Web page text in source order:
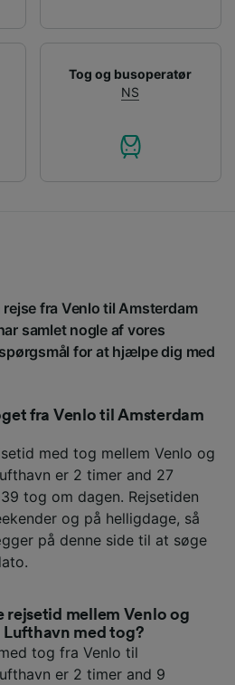
Tog og busoperatør
NS
fra Venlo til Amsterdam
samlet nogle af vores
for at hjælpe dig med
fra Venlo til Amsterdam
med tog mellem Venlo og
er 2 timer and 27
tog om dagen. Rejsetiden
og på helligdage, så
på denne side til at søge
rejsetid mellem Venlo og
med tog?
tog fra Venlo til
er 2 timer and 9